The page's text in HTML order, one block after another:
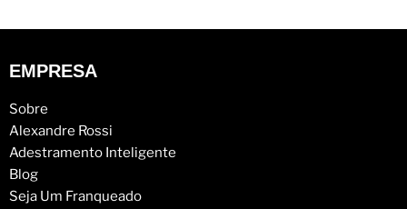
EMPRESA
Sobre
Alexandre Rossi
Adestramento Inteligente
Blog
Seja Um Franqueado